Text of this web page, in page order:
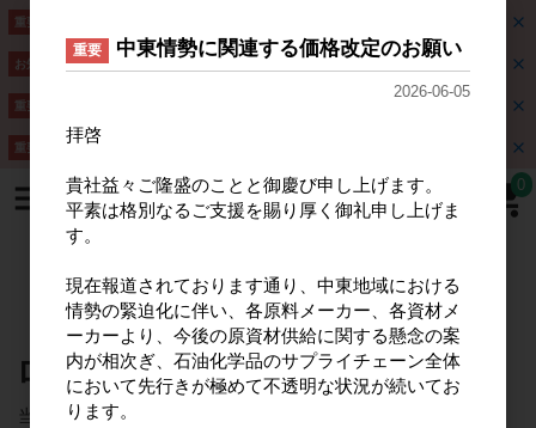
重要
お知らせ 価格改定に伴うメンテナンスのお知らせ
重要
重要 請求書のお振込先口座変更のご案内
第一石鹸株式会社
0
ログイン
当サイトでショッピングカートをご利用いただくには会員登
重要 中東情勢に関連する価格改定のお願い
2026-06-05
拝啓
貴社益々ご隆盛のことと御慶び申し上げます。
平素は格別なるご支援を賜り厚く御礼申し上げま
す。
現在報道されております通り、中東地域における
情勢の緊迫化に伴い、各原料メーカー、各資材メ
ーカーより、今後の原資材供給に関する懸念の案
内が相次ぎ、石油化学品のサプライチェーン全体
において先行きが極めて不透明な状況が続いてお
ります。